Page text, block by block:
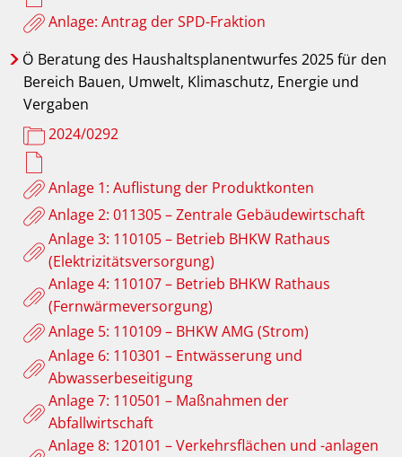
Anlage: Antrag der SPD-Fraktion
Ö Beratung des Haushaltsplanentwurfes 2025 für den
Bereich Bauen, Umwelt, Klimaschutz, Energie und
Vergaben
2024/0292
Anlage 1: Auflistung der Produktkonten
Anlage 2: 011305 – Zentrale Gebäudewirtschaft
Anlage 3: 110105 – Betrieb BHKW Rathaus
(Elektrizitätsversorgung)
Anlage 4: 110107 – Betrieb BHKW Rathaus
(Fernwärmeversorgung)
Anlage 5: 110109 – BHKW AMG (Strom)
Anlage 6: 110301 – Entwässerung und
Abwasserbeseitigung
Anlage 7: 110501 – Maßnahmen der
Abfallwirtschaft
Anlage 8: 120101 – Verkehrsflächen und -anlagen